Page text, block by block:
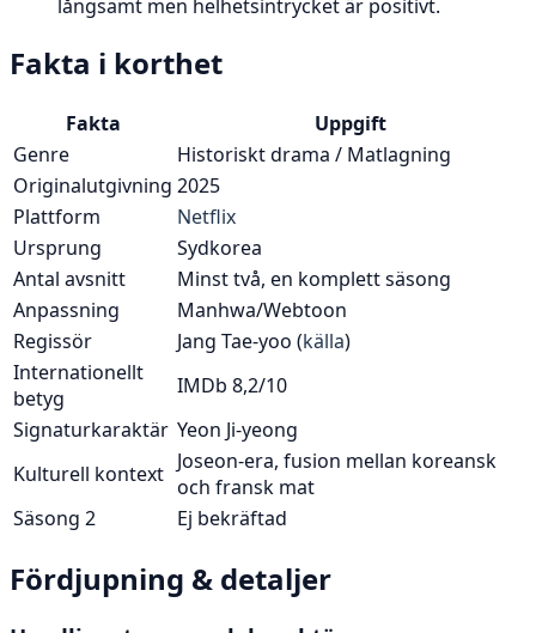
långsamt men helhetsintrycket är positivt.
Fakta i korthet
Fakta
Uppgift
Genre
Historiskt drama / Matlagning
Originalutgivning 2025
Plattform
Netflix
Ursprung
Sydkorea
Antal avsnitt
Minst två, en komplett säsong
Anpassning
Manhwa/Webtoon
Regissör
Jang Tae-yoo (källa)
Internationellt
betyg
IMDb 8,2/10
Signaturkaraktär Yeon Ji-yeong
Kulturell kontext Joseon-era, fusion mellan koreansk
och fransk mat
Säsong 2
Ej bekräftad
Fördjupning & detaljer